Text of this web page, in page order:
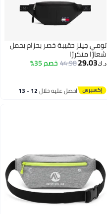
تومي جينز حقيبة خصر بحزام يحمل
شعارًا متكررًا
د.ك‏29.03
44.98خصم 35%
احصل عليه خلال 12 - 13